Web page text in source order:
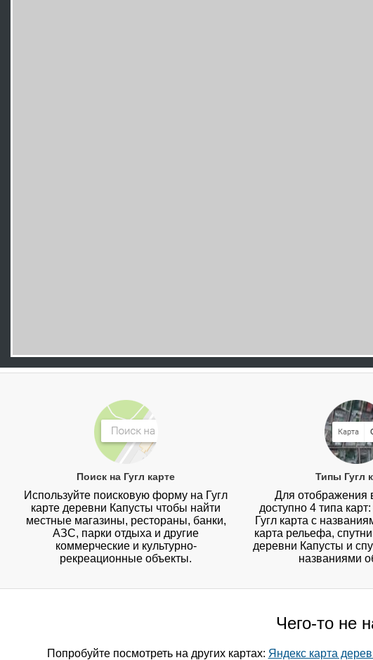
Поиск на Гугл карте
Используйте поисковую форму на Гугл
карте деревни Капусты чтобы найти
местные магазины, рестораны, банки,
АЗС, парки отдыха и другие
коммерческие и культурно-
рекреационные объекты.
Типы Гугл
Для отображения
доступно 4 типа
Гугл карта с
карта рельефа,
деревни Капусты и
названиями
Чего-то не
Попробуйте посмотреть на других картах: Яндекс карта